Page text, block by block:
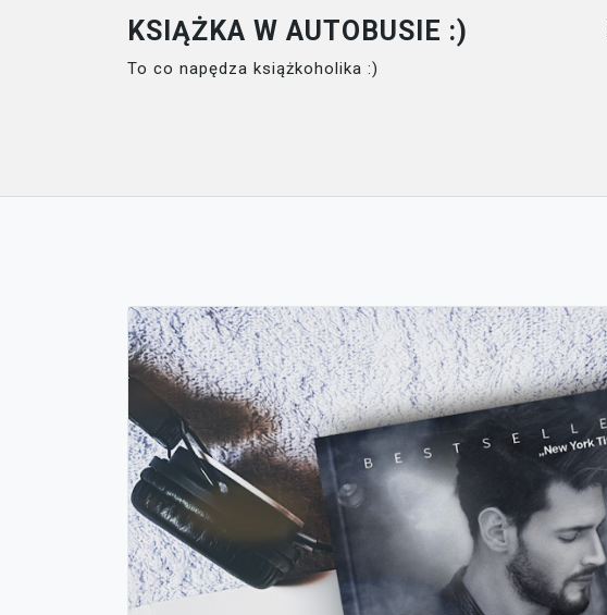
KSIĄŻKA W AUTOBUSIE :)
To co napędza książkoholika :)